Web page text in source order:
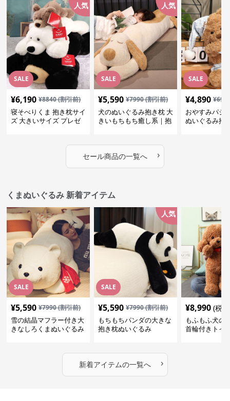
SALE
人気
¥6,190 ¥8840(割引前)
寝そべりくま 抱き枕サイ
ズ 大きいサイズ プレゼ
SALE
人気
¥5,590 ¥7990(割引前)
犬のぬいぐるみ抱き枕 大
きいもちもち癒し系｜抱
SALE
¥4,890 ¥
おやすみパジ
ぬいぐるみ抱
セール商品の一覧へ ›
くまぬいぐるみ 新着アイテム
SALE
¥5,590 ¥7990(割引前)
雪の結晶マフラー付き大
きなしろくまぬいぐるみ
SALE
人気
¥5,590 ¥7990(割引前)
もちもちパンダの大きな
抱き枕ぬいぐるみ
¥8,990 (税
もふもふ犬の
首輪付きトイ
新着アイテムの一覧へ ›